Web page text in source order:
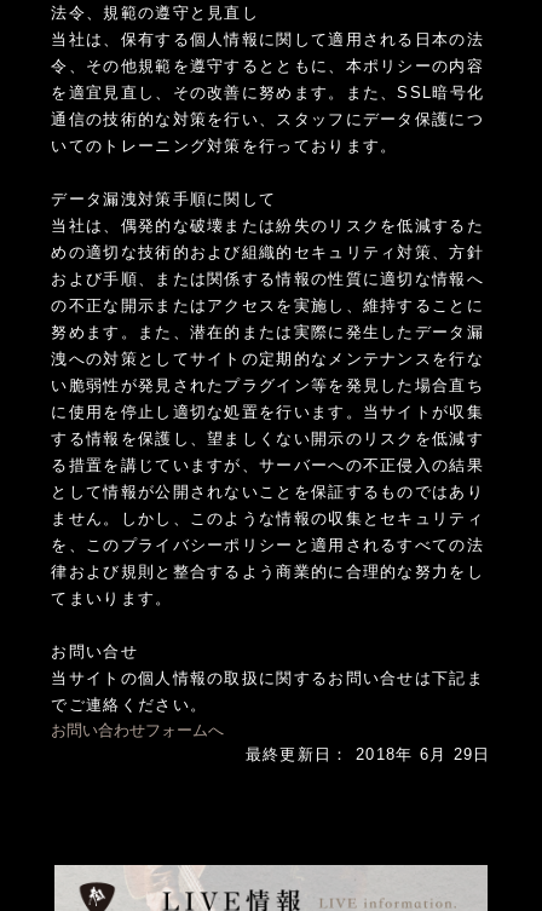
法令、規範の遵守と見直し
当社は、保有する個人情報に関して適用される日本の法
令、その他規範を遵守するとともに、本ポリシーの内容
を適宜見直し、その改善に努めます。また、SSL暗号化
通信の技術的な対策を行い、スタッフにデータ保護につ
いてのトレーニング対策を行っております。
データ漏洩対策手順に関して
当社は、偶発的な破壊または紛失のリスクを低減するた
めの適切な技術的および組織的セキュリティ対策、方針
および手順、または関係する情報の性質に適切な情報へ
の不正な開示またはアクセスを実施し、維持することに
努めます。また、潜在的または実際に発生したデータ漏
洩への対策としてサイトの定期的なメンテナンスを行な
い脆弱性が発見されたプラグイン等を発見した場合直ち
に使用を停止し適切な処置を行います。当サイトが収集
する情報を保護し、望ましくない開示のリスクを低減す
る措置を講じていますが、サーバーへの不正侵入の結果
として情報が公開されないことを保証するものではあり
ません。しかし、このような情報の収集とセキュリティ
を、このプライバシーポリシーと適用されるすべての法
律および規則と整合するよう商業的に合理的な努力をし
てまいります。
お問い合せ
当サイトの個人情報の取扱に関するお問い合せは下記ま
でご連絡ください。
お問い合わせフォームへ
最終更新日： 2018年 6月 29日